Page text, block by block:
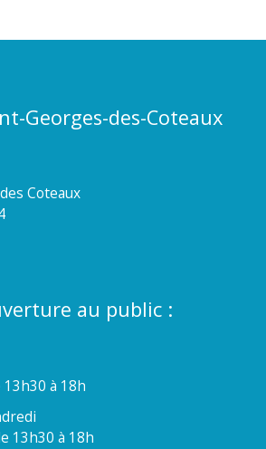
Georges-des-Coteaux
Coteaux
au public :
à 18h
13h30 à 18h